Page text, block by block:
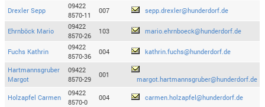
Drexler Sepp
09422
8570-11
007 sepp.drexler@hunderdorf.de
Ehrnböck Mario
09422
8570-26
103 mario.ehrnboeck@hunderdorf.de
Fuchs Kathrin
09422
8570-36
004 kathrin.fuchs@hunderdorf.de
Hartmannsgruber
Margot
09422
8570-29
001
margot.hartmannsgruber@hunderdorf.de
Holzapfel Carmen
09422
8570-0
004 carmen.holzapfel@hunderdorf.de